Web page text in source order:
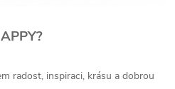
radost, inspiraci, krásu a dobrou